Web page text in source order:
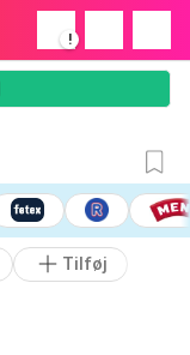
!
Tilføj